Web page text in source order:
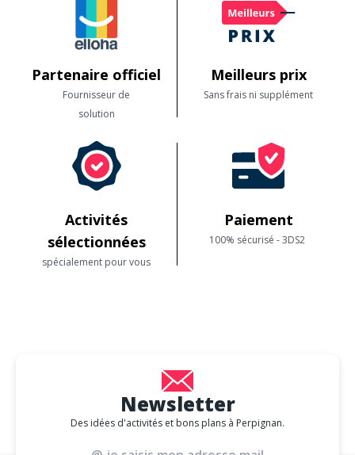
Partenaire officiel
Fournisseur de
solution
Meilleurs prix
Sans frais ni supplément
Activités
sélectionnées
spécialement pour vous
Paiement
100% sécurisé - 3DS2
Newsletter
Des idées d'activités et bons plans à Perpignan.